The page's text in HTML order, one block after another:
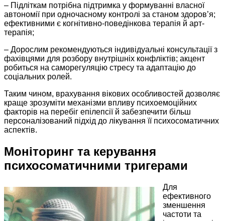
– Підліткам потрібна підтримка у формуванні власної
автономії при одночасному контролі за станом здоров’я;
ефективними є когнітивно-поведінкова терапія й арт-
терапія;
– Дорослим рекомендуються індивідуальні консультації з
фахівцями для розбору внутрішніх конфліктів; акцент
робиться на саморегуляцію стресу та адаптацію до
соціальних ролей.
Таким чином, врахування вікових особливостей дозволяє
краще зрозуміти механізми впливу психоемоційних
факторів на перебіг епілепсії й забезпечити більш
персоналізований підхід до лікування її психосоматичних
аспектів.
Моніторинг та керування
психосоматичними тригерами
Для
ефективного
зменшення
частоти та